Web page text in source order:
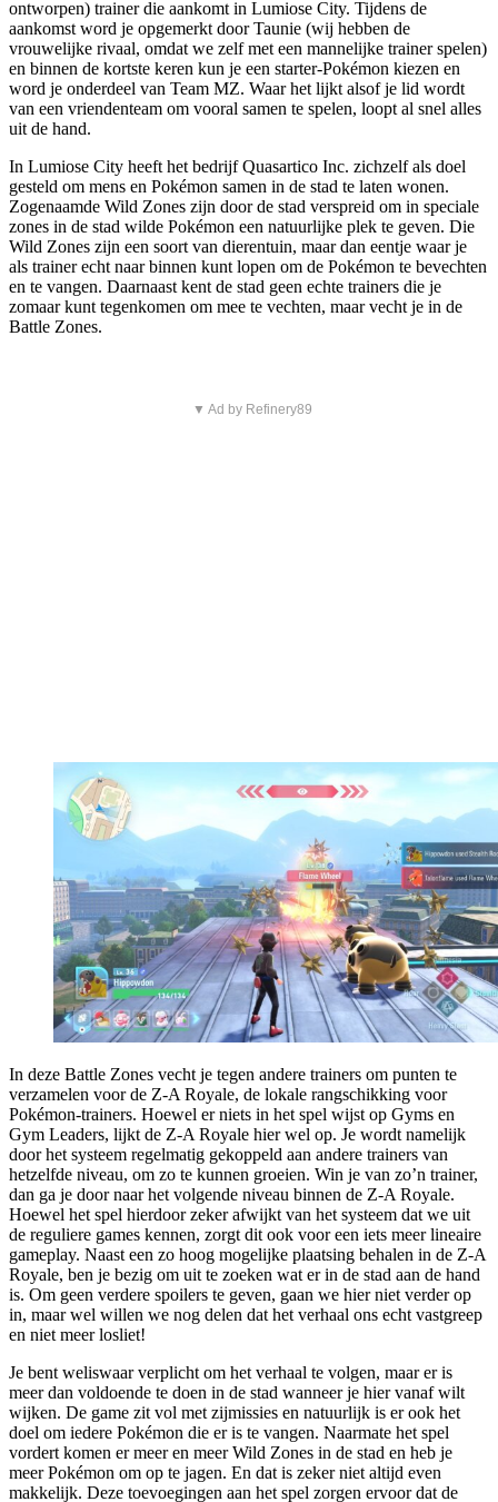
ontworpen) trainer die aankomt in Lumiose City. Tijdens de
aankomst word je opgemerkt door Taunie (wij hebben de
vrouwelijke rivaal, omdat we zelf met een mannelijke trainer spelen)
en binnen de kortste keren kun je een starter-Pokémon kiezen en
word je onderdeel van Team MZ. Waar het lijkt alsof je lid wordt
van een vriendenteam om vooral samen te spelen, loopt al snel alles
uit de hand.
In Lumiose City heeft het bedrijf Quasartico Inc. zichzelf als doel
gesteld om mens en Pokémon samen in de stad te laten wonen.
Zogenaamde Wild Zones zijn door de stad verspreid om in speciale
zones in de stad wilde Pokémon een natuurlijke plek te geven. Die
Wild Zones zijn een soort van dierentuin, maar dan eentje waar je
als trainer echt naar binnen kunt lopen om de Pokémon te bevechten
en te vangen. Daarnaast kent de stad geen echte trainers die je
zomaar kunt tegenkomen om mee te vechten, maar vecht je in de
Battle Zones.
▼ Ad by Refinery89
In deze Battle Zones vecht je tegen andere trainers om punten te
verzamelen voor de Z-A Royale, de lokale rangschikking voor
Pokémon-trainers. Hoewel er niets in het spel wijst op Gyms en
Gym Leaders, lijkt de Z-A Royale hier wel op. Je wordt namelijk
door het systeem regelmatig gekoppeld aan andere trainers van
hetzelfde niveau, om zo te kunnen groeien. Win je van zo’n trainer,
dan ga je door naar het volgende niveau binnen de Z-A Royale.
Hoewel het spel hierdoor zeker afwijkt van het systeem dat we uit
de reguliere games kennen, zorgt dit ook voor een iets meer lineaire
gameplay. Naast een zo hoog mogelijke plaatsing behalen in de Z-A
Royale, ben je bezig om uit te zoeken wat er in de stad aan de hand
is. Om geen verdere spoilers te geven, gaan we hier niet verder op
in, maar wel willen we nog delen dat het verhaal ons echt vastgreep
en niet meer losliet!
Je bent weliswaar verplicht om het verhaal te volgen, maar er is
meer dan voldoende te doen in de stad wanneer je hier vanaf wilt
wijken. De game zit vol met zijmissies en natuurlijk is er ook het
doel om iedere Pokémon die er is te vangen. Naarmate het spel
vordert komen er meer en meer Wild Zones in de stad en heb je
meer Pokémon om op te jagen. En dat is zeker niet altijd even
makkelijk. Deze toevoegingen aan het spel zorgen ervoor dat de